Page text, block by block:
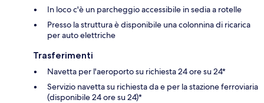
In loco c'è un parcheggio accessibile in sedia a rotelle
Presso la struttura è disponibile una colonnina di ricarica
per auto elettriche
Trasferimenti
Navetta per l'aeroporto su richiesta 24 ore su 24*
Servizio navetta su richiesta da e per la stazione ferroviaria
(disponibile 24 ore su 24)*